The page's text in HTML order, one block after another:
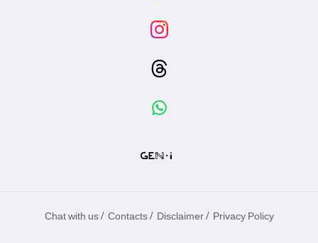
Chat with us / Contacts / Disclaimer / Privacy Policy